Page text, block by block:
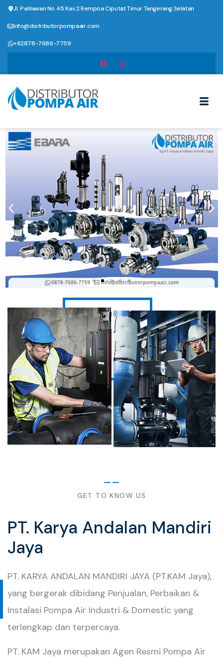
Jl. Pahlawan No.45 Kav.2 Rempoa Ciputat Timur Tangerang Selatan
info@distributorpompaair.com
+62878-7686-7759
GET TO KNOW US
PT. Karya Andalan Mandiri
Jaya
PT. KARYA ANDALAN MANDIRI JAYA (PT.KAM Jaya),
yang bergerak dibidang Penjualan, Perbaikan &
Instalasi Pompa Air Industri & Domestic yang
terlengkap dan terpercaya.
PT. KAM Jaya merupakan Agen Resmi Pompa Air